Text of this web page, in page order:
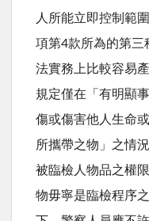
人所能立即控制範
項第4款所為的第三
法實務上比較容易
規定僅在「有明顯
傷或傷害他人生命
所攜帶之物」之情
被臨檢人物品之權
物毋寧是臨檢程序